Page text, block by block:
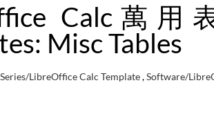
Calc萬
Misc Tables
Series/LibreOffice Calc Template,Software/